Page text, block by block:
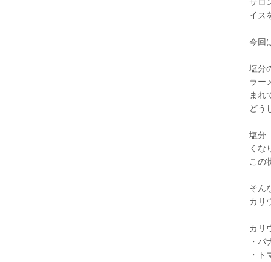
イス
今回
塩分
ラー
まれ
どう
塩分
くな
この
そん
カリ
カリ
・バ
・ト